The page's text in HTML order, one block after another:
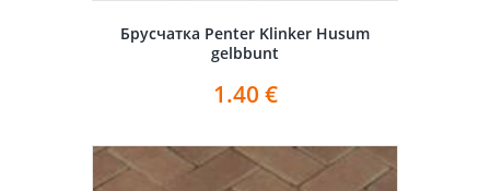
Брусчатка Penter Klinker Husum
gelbbunt
1.40 €